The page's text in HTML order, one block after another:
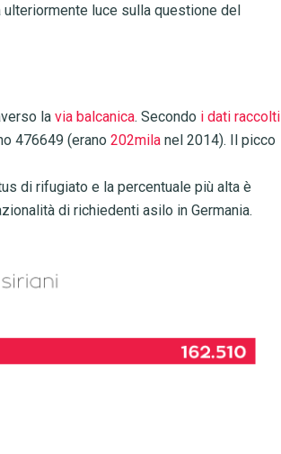
luce sulla questione del
la via balcanica. Secondo i dati raccolti
476649 (erano 202mila nel 2014). Il picco
di rifugiato e la percentuale più alta è
di richiedenti asilo in Germania.